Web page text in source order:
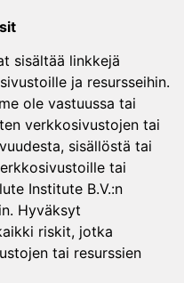
sisältää linkkejä
ja resursseihin.
ole vastuussa tai
verkkosivustojen tai
sisällöstä tai
tai
Institute B.V.:n
Hyväksyt
riskit, jotka
tai resurssien